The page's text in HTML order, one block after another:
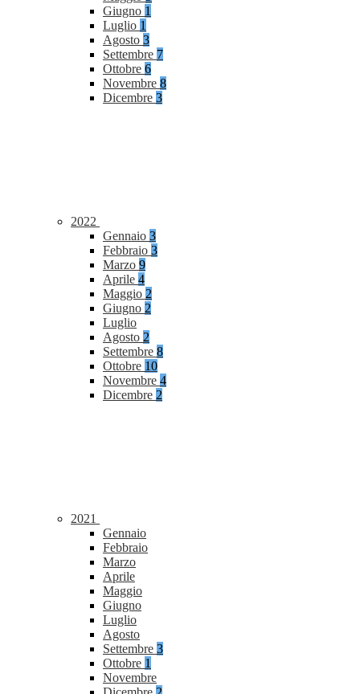
Giugno 1
Luglio 1
Agosto 3
Settembre 7
Ottobre 6
Novembre 8
Dicembre 3
2022
Gennaio 3
Febbraio 3
Marzo 9
Aprile 4
Maggio 2
Giugno 2
Luglio
Agosto 2
Settembre 8
Ottobre 10
Novembre 4
Dicembre 2
2021
Gennaio
Febbraio
Marzo
Aprile
Maggio
Giugno
Luglio
Agosto
Settembre 3
Ottobre 1
Novembre